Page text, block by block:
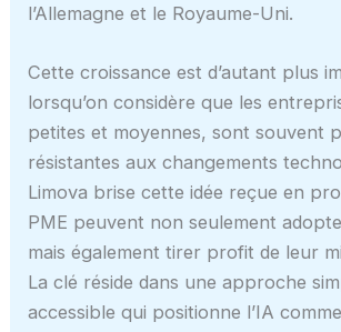
l’Allemagne et le Royaume-Uni.
Cette croissance est d’autant plus
lorsqu’on considère que les
petites et moyennes, sont souvent
résistantes aux changements
Limova brise cette idée reçue en
PME peuvent non seulement
mais également tirer profit de leur
La clé réside dans une approche
accessible qui positionne l’IA